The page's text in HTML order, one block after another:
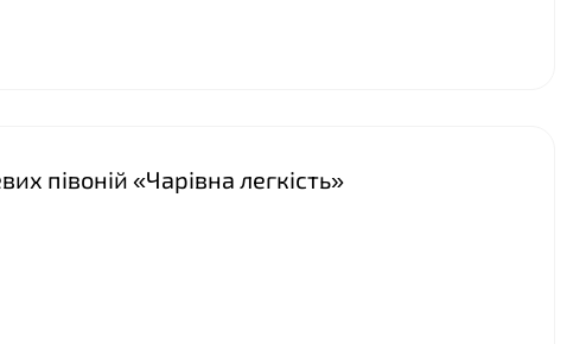
півоній «Чарівна легкість»